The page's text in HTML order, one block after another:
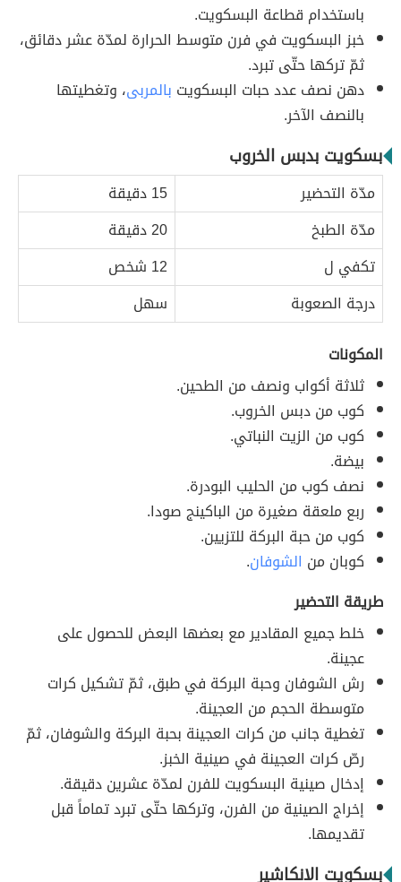
باستخدام قطاعة البسكويت.
خبز البسكويت في فرن متوسط الحرارة لمدّة عشر دقائق،
ثمّ تركها حتّى تبرد.
دهن نصف عدد حبات البسكويت بالمربى، وتغطيتها
بالنصف الآخر.
بسكويت بدبس الخروب
مدّة التحضير
15 دقيقة
مدّة الطبخ
20 دقيقة
تكفي ل
12 شخص
درجة الصعوبة
سهل
المكونات
ثلاثة أكواب ونصف من الطحين.
كوب من دبس الخروب.
كوب من الزيت النباتي.
بيضة.
نصف كوب من الحليب البودرة.
ربع ملعقة صغيرة من الباكينج صودا.
كوب من حبة البركة للتزيين.
كوبان من الشوفان.
طريقة التحضير
خلط جميع المقادير مع بعضها البعض للحصول على
عجينة.
رش الشوفان وحبة البركة في طبق، ثمّ تشكيل كرات
متوسطة الحجم من العجينة.
تغطية جانب من كرات العجينة بحبة البركة والشوفان، ثمّ
رصّ كرات العجينة في صينية الخبز.
إدخال صينية البسكويت للفرن لمدّة عشرين دقيقة.
إخراج الصينية من الفرن، وتركها حتّى تبرد تماماً قبل
تقديمها.
بسكويت الانكاشير